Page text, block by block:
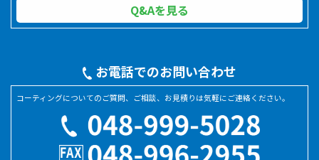
Q&Aを見る
お電話でのお問い合わせ
コーティングについてのご質問、ご相談、お見積りは気軽にご連絡ください。